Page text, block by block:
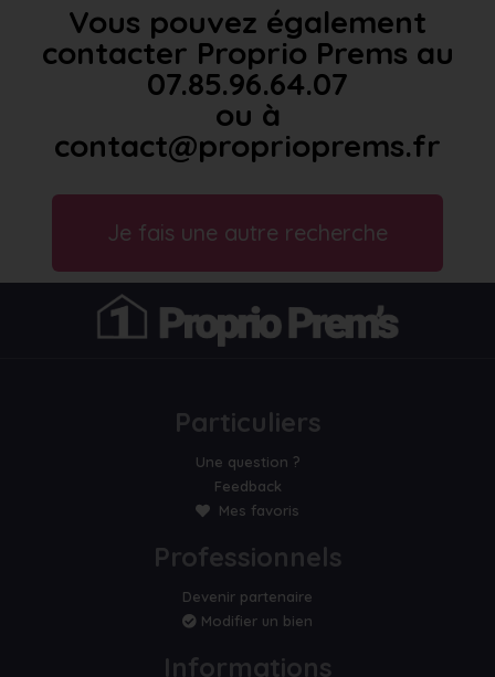
Vous pouvez également
contacter Proprio Prems au
07.85.96.64.07
ou à
contact@proprioprems.fr
Je fais une autre recherche
Particuliers
Une question ?
Feedback
Mes favoris
Professionnels
Devenir partenaire
Modifier un bien
Informations